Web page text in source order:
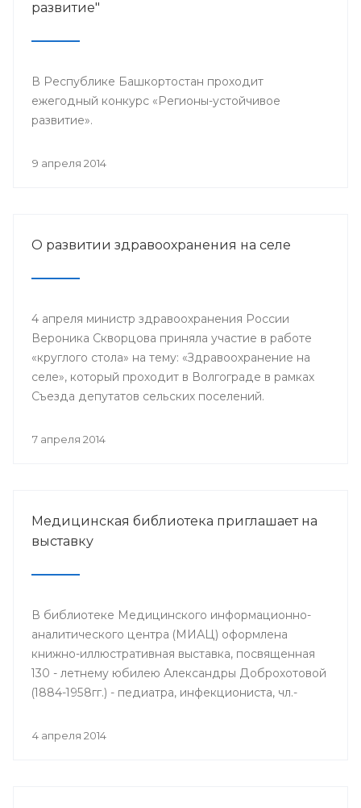
развитие"
В Республике Башкортостан проходит
ежегодный конкурс «Регионы-устойчивое
развитие».
9 апреля 2014
О развитии здравоохранения на селе
4 апреля министр здравоохранения России
Вероника Скворцова приняла участие в работе
«круглого стола» на тему: «Здравоохранение на
селе», который проходит в Волгограде в рамках
Съезда депутатов сельских поселений.
7 апреля 2014
Медицинская библиотека приглашает на
выставку
В библиотеке Медицинского информационно-
аналитического центра (МИАЦ) оформлена
книжно-иллюстративная выставка, посвященная
130 - летнему юбилею Александры Доброхотовой
(1884-1958гг.) - педиатра, инфекциониста, чл.-
деятеля науки РСФСР.
4 апреля 2014